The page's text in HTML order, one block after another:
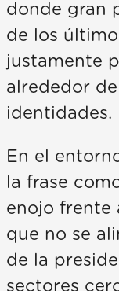
donde gran
de los
justamente
alrededor
identidades.
En el
la frase
enojo frente
que no se
de la
sectores